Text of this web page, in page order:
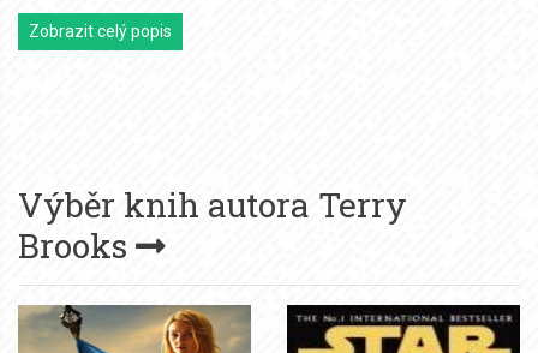
Zobrazit celý popis
Výběr knih autora Terry
Brooks